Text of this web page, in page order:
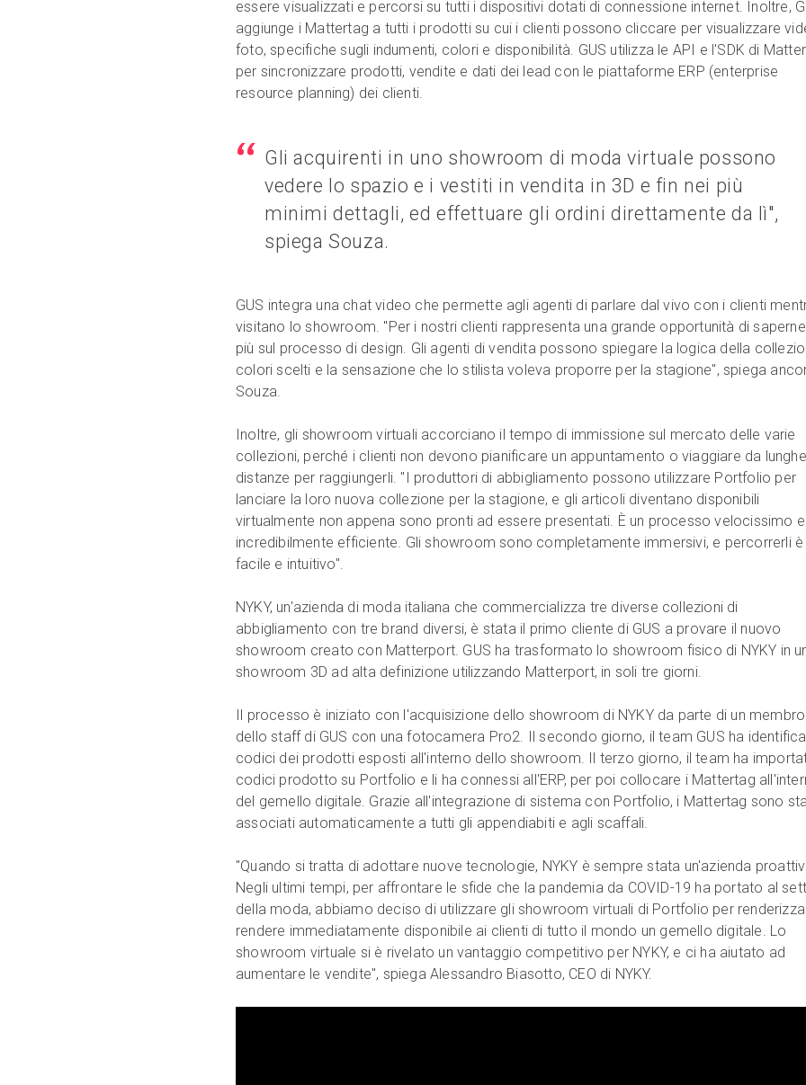
essere visualizzati e percorsi su tutti i dispositivi dotati di connessione internet. Inoltre,
aggiunge i Mattertag a tutti i prodotti su cui i clienti possono cliccare per visualizzare
foto, specifiche sugli indumenti, colori e disponibilità. GUS utilizza le API e l'SDK di
per sincronizzare prodotti, vendite e dati dei lead con le piattaforme ERP (enterprise
resource planning) dei clienti.
Gli acquirenti in uno showroom di moda virtuale possono
vedere lo spazio e i vestiti in vendita in 3D e fin nei più
minimi dettagli, ed effettuare gli ordini direttamente da lì",
spiega Souza.
GUS integra una chat video che permette agli agenti di parlare dal vivo con i clienti
visitano lo showroom. "Per i nostri clienti rappresenta una grande opportunità di
più sul processo di design. Gli agenti di vendita possono spiegare la logica della
colori scelti e la sensazione che lo stilista voleva proporre per la stagione", spiega
Souza.
Inoltre, gli showroom virtuali accorciano il tempo di immissione sul mercato delle varie
collezioni, perché i clienti non devono pianificare un appuntamento o viaggiare da lunghe
distanze per raggiungerli. "I produttori di abbigliamento possono utilizzare Portfolio per
lanciare la loro nuova collezione per la stagione, e gli articoli diventano disponibili
virtualmente non appena sono pronti ad essere presentati. È un processo velocissimo e
incredibilmente efficiente. Gli showroom sono completamente immersivi, e percorrerli è
facile e intuitivo".
NYKY, un'azienda di moda italiana che commercializza tre diverse collezioni di
abbigliamento con tre brand diversi, è stata il primo cliente di GUS a provare il nuovo
showroom creato con Matterport. GUS ha trasformato lo showroom fisico di NYKY in
showroom 3D ad alta definizione utilizzando Matterport, in soli tre giorni.
Il processo è iniziato con l'acquisizione dello showroom di NYKY da parte di un membro
dello staff di GUS con una fotocamera Pro2. Il secondo giorno, il team GUS ha
codici dei prodotti esposti all'interno dello showroom. Il terzo giorno, il team ha
codici prodotto su Portfolio e li ha connessi all'ERP, per poi collocare i Mattertag
del gemello digitale. Grazie all'integrazione di sistema con Portfolio, i Mattertag sono
associati automaticamente a tutti gli appendiabiti e agli scaffali.
"Quando si tratta di adottare nuove tecnologie, NYKY è sempre stata un'azienda
Negli ultimi tempi, per affrontare le sfide che la pandemia da COVID-19 ha portato al
della moda, abbiamo deciso di utilizzare gli showroom virtuali di Portfolio per
rendere immediatamente disponibile ai clienti di tutto il mondo un gemello digitale. Lo
showroom virtuale si è rivelato un vantaggio competitivo per NYKY, e ci ha aiutato ad
aumentare le vendite", spiega Alessandro Biasotto, CEO di NYKY.